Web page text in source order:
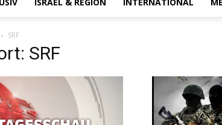
SRF
SRF